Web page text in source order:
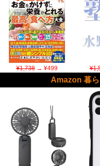
¥1,738→ ¥499
Amazon 暮